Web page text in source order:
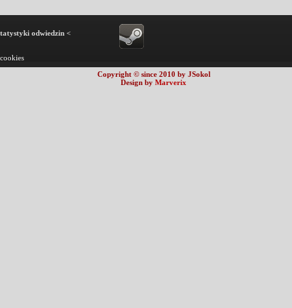
odwiedzin <
Copyright © since 2010 by JSokol
Design by Marverix